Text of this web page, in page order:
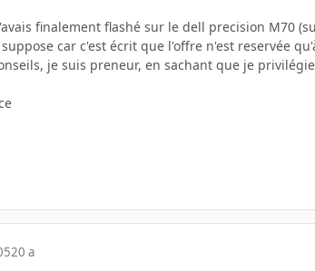
finalement flashé sur le dell precision M70
car c'est écrit que l'offre n'est reservée
je suis preneur, en sachant que je
20 a